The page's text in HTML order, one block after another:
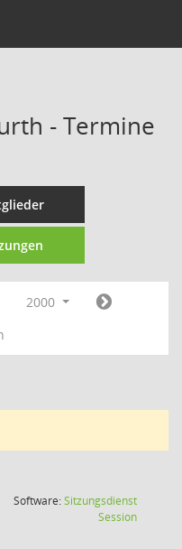
- Termine
2000
Software:Sitzungsdienst
Session(Wird in